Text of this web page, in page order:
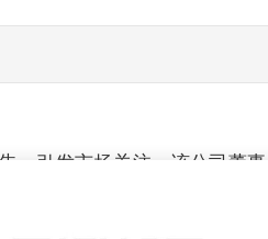
，引发市场关注。该公司董